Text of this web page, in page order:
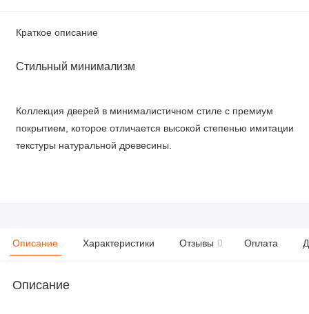
Краткое описание
Стильный минимализм
Коллекция дверей в минималистичном стиле с премиум
покрытием, которое отличается высокой степенью имитации
текстуры натуральной древесины.
Описание Характеристики Отзывы 0 Оплата
Описание